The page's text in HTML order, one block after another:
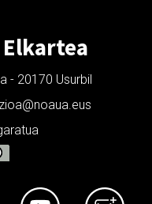
- 20170 Usurbil